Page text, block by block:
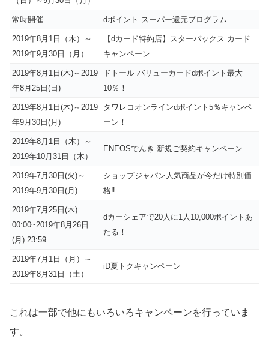
常時開催 dポイント スーパー還元プログラム
2019年8月1日（木）～
2019年9月30日（月）
【dカード特約店】スターバックス カード
キャンペーン
2019年8月1日(木)～2019
年8月25日(日)
ドトール バリューカードdポイント最大
10％！
2019年8月1日(木)～2019
年9月30日(月)
タワレコオンラインdポイント5％キャンペ
ーン！
2019年8月1日（木）～
2019年10月31日（木）
ENEOSでんき 新規ご契約キャンペーン
2019年7月30日(火)～
2019年9月30日(月)
ショップジャパン人気商品が今だけ特別価
格‼
2019年7月25日(木)
00:00~2019年8月26日
(月) 23:59
dカーシェアで20人に1人10,000ポイントあ
たる！
2019年7月1日（月）～
2019年8月31日（土）
iD夏トクキャンペーン
これは一部で他にもいろいろキャンペーンを行っていま
す。